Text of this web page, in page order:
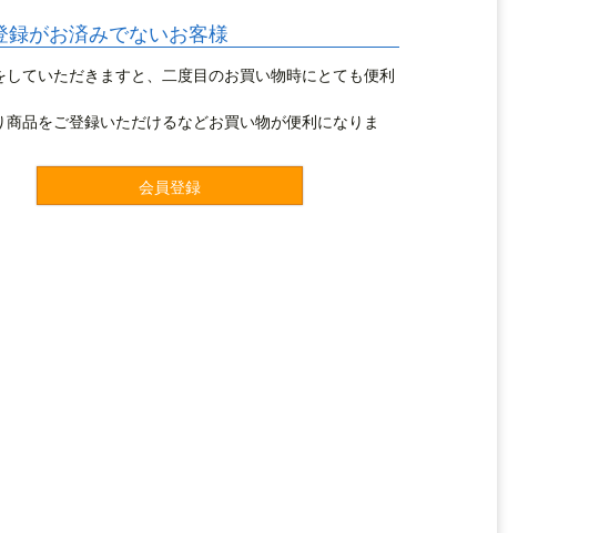
録がお済みでないお客様
していただきますと、二度目のお買い物時にとても便利
商品をご登録いただけるなどお買い物が便利になりま
会員登録